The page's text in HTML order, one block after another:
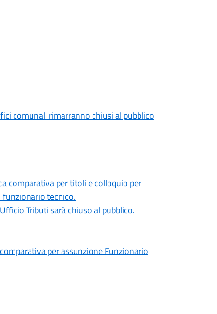
comunali rimarranno chiusi al pubblico
comparativa per titoli e colloquio per
tecnico.
Tributi sarà chiuso al pubblico.
comparativa per assunzione Funzionario